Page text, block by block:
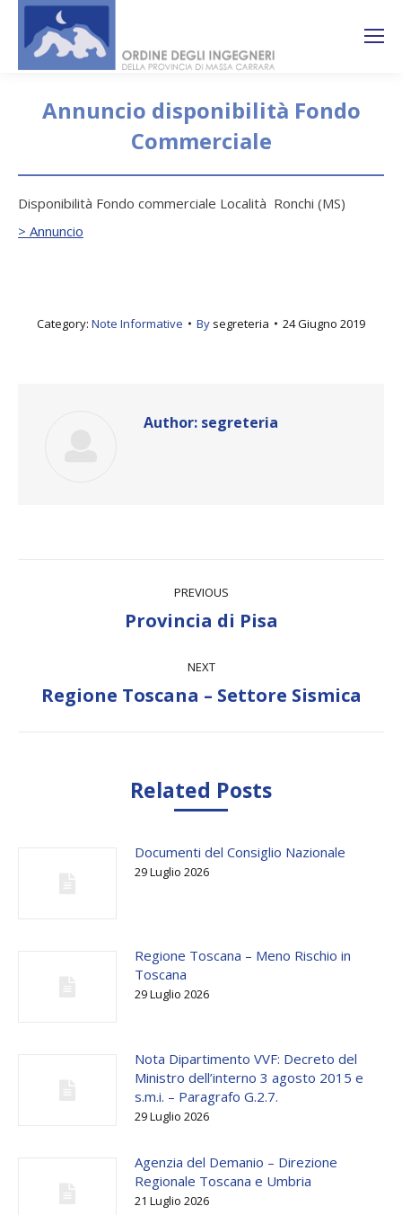
Annuncio disponibilità Fondo
Commerciale
Disponibilità Fondo commerciale Località Ronchi (MS)
> Annuncio
Category: Note Informative By segreteria 24 Giugno 2019
Author: segreteria
PREVIOUS
Previous
Provincia di Pisa
NEXT
Next
Regione Toscana – Settore Sismica
Related Posts
Documenti del Consiglio Nazionale
29 Luglio 2026
Regione Toscana – Meno Rischio in
Toscana
29 Luglio 2026
Nota Dipartimento VVF: Decreto del
Ministro dell’interno 3 agosto 2015 e
s.m.i. – Paragrafo G.2.7.
29 Luglio 2026
Agenzia del Demanio – Direzione
Regionale Toscana e Umbria
21 Luglio 2026